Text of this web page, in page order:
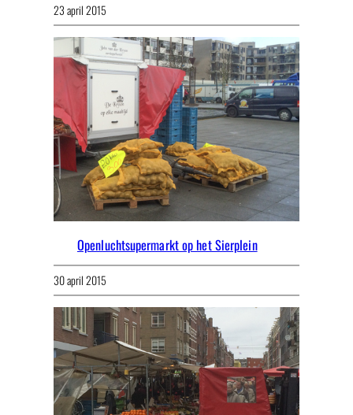
23 april 2015
Openluchtsupermarkt op het Sierplein
30 april 2015